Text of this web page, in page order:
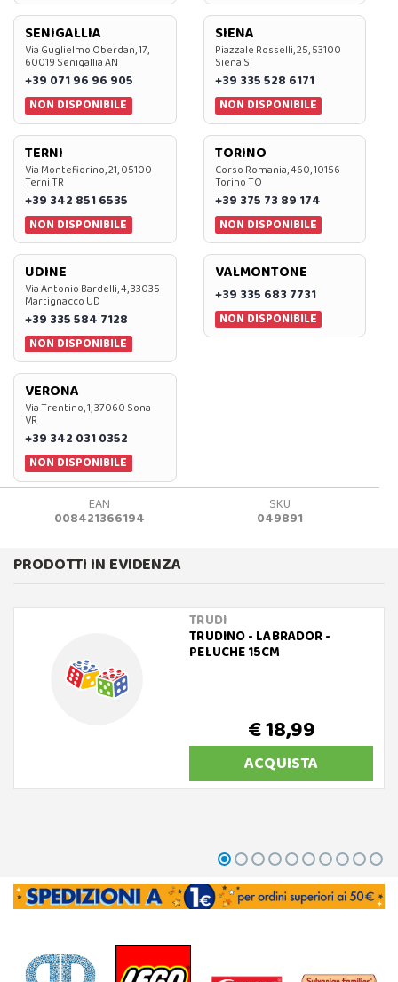
SENIGALLIA
Via Guglielmo Oberdan, 17,
60019 Senigallia AN
+39 071 96 96 905
NON DISPONIBILE
SIENA
Piazzale Rosselli, 25, 53100
Siena SI
+39 335 528 6171
NON DISPONIBILE
TERNI
Via Montefiorino, 21, 05100
Terni TR
+39 342 851 6535
NON DISPONIBILE
TORINO
Corso Romania, 460, 10156
Torino TO
+39 375 73 89 174
NON DISPONIBILE
UDINE
Via Antonio Bardelli, 4, 33035
Martignacco UD
+39 335 584 7128
NON DISPONIBILE
VALMONTONE
+39 335 683 7731
NON DISPONIBILE
VERONA
Via Trentino, 1, 37060 Sona
VR
+39 342 031 0352
NON DISPONIBILE
EAN
008421366194
SKU
049891
PRODOTTI IN EVIDENZA
TRUDI
TRUDINO - LABRADOR -
PELUCHE 15CM
€ 18,99
ACQUISTA